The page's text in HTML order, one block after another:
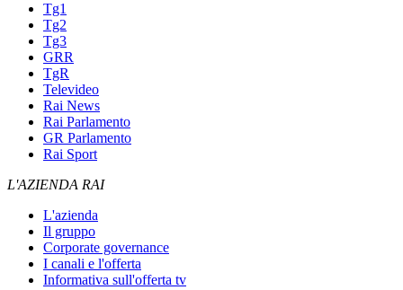
Tg1
Tg2
Tg3
GRR
TgR
Televideo
Rai News
Rai Parlamento
GR Parlamento
Rai Sport
L'AZIENDA RAI
L'azienda
Il gruppo
Corporate governance
I canali e l'offerta
Informativa sull'offerta tv